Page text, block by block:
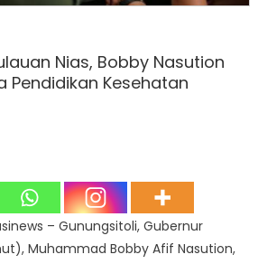
Nias, Bobby Nasution
Pendidikan Kesehatan
– Gunungsitoli, Gubernur
Muhammad Bobby Afif Nasution,